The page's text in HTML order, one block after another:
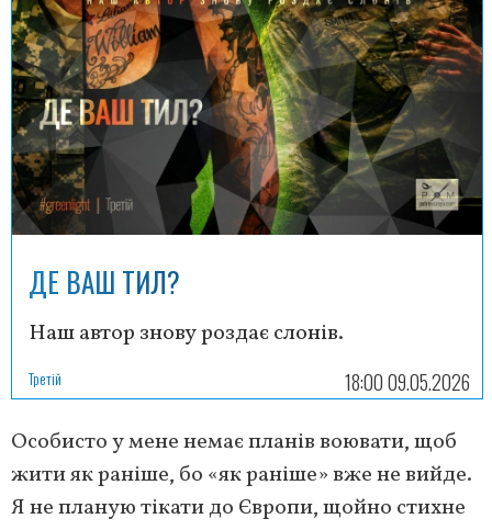
ДЕ ВАШ ТИЛ?
Наш автор знову роздає слонів.
Третій 18:00 09.05.2026
Особисто у мене немає планів воювати, щоб
жити як раніше, бо «як раніше» вже не вийде.
Я не планую тікати до Європи, щойно стихне